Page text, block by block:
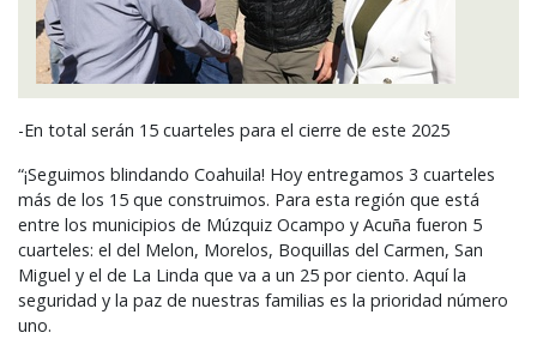
-En total serán 15 cuarteles para el cierre de este 2025
“¡Seguimos blindando Coahuila! Hoy entregamos 3 cuarteles
más de los 15 que construimos. Para esta región que está
entre los municipios de Múzquiz Ocampo y Acuña fueron 5
cuarteles: el del Melon, Morelos, Boquillas del Carmen, San
Miguel y el de La Linda que va a un 25 por ciento. Aquí la
seguridad y la paz de nuestras familias es la prioridad número
uno.